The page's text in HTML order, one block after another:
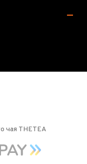
чая THETEA